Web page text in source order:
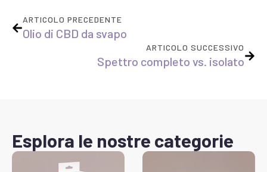
ARTICOLO PRECEDENTE
Olio di CBD da svapo
ARTICOLO SUCCESSIVO
Spettro completo vs. isolato
Esplora le nostre categorie